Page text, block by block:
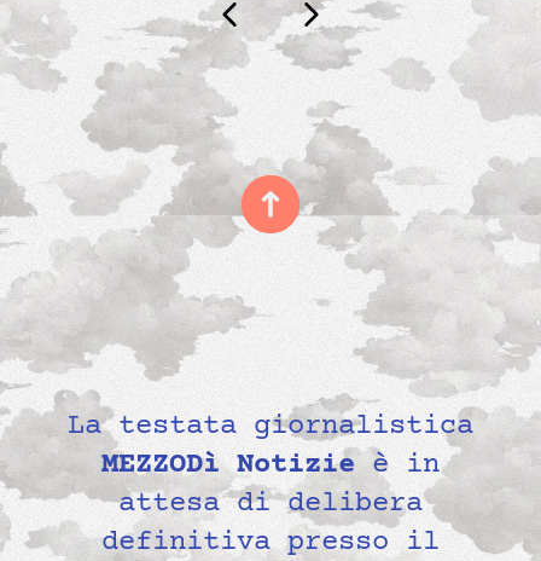
La testata giornalistica
MEZZODì Notizie è in
attesa di delibera
definitiva presso il